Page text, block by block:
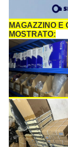
MAGAZZINO E
MOSTRATO: